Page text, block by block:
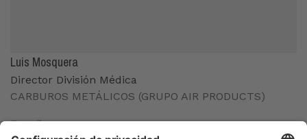
Luis Mosquera
Director División Médica
CARBUROS METÁLICOS (GRUPO AIR PRODUCTS)
España